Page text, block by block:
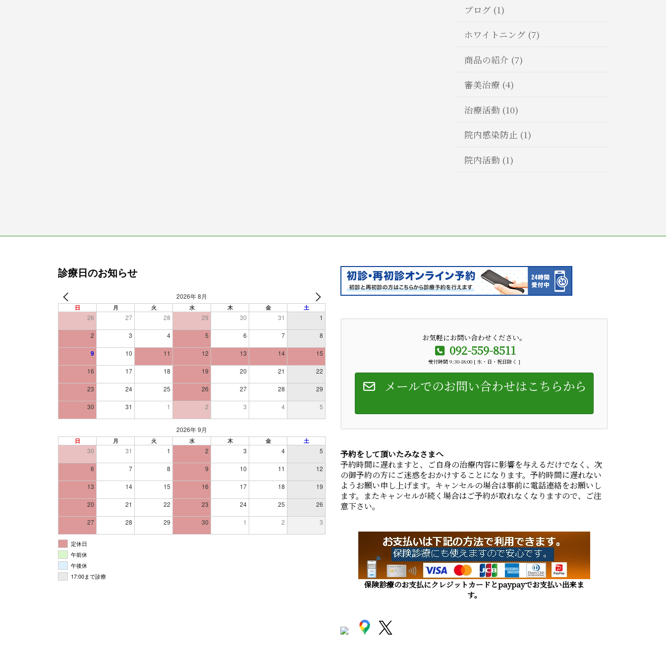
ブログ (1)
ホワイトニング (7)
商品の紹介 (7)
審美治療 (4)
治療活動 (10)
院内感染防止 (1)
院内活動 (1)
診療日のお知らせ
2026年 8月
日 月 火 水 木 金 土
26 27 28 29 30 31 1
2 3 4 5 6 7 8
9 10 11 12 13 14 15
16 17 18 19 20 21 22
23 24 25 26 27 28 29
30 31 1 2 3 4 5
2026年 9月
日 月 火 水 木 金 土
30 31 1 2 3 4 5
6 7 8 9 10 11 12
13 14 15 16 17 18 19
20 21 22 23 24 25 26
27 28 29 30 1 2 3
定休日
午前休
午後休
17:00まで診療
お気軽にお問い合わせください。
092-559-8511
受付時間 9:30-18:00 [ 水・日・祝日除く ]
メールでのお問い合わせはこちらから
予約をして頂いたみなさまへ
予約時間に遅れますと、ご自身の治療内容に影響を与えるだけでなく、次
の御予約の方にご迷惑をおかけすることになります。予約時間に遅れない
ようお願い申し上げます。キャンセルの場合は事前に電話連絡をお願いし
ます。またキャンセルが続く場合はご予約が取れなくなりますので、ご注
意下さい。
保険診療のお支払にクレジットカードとpaypayでお支払い出来ま
す。